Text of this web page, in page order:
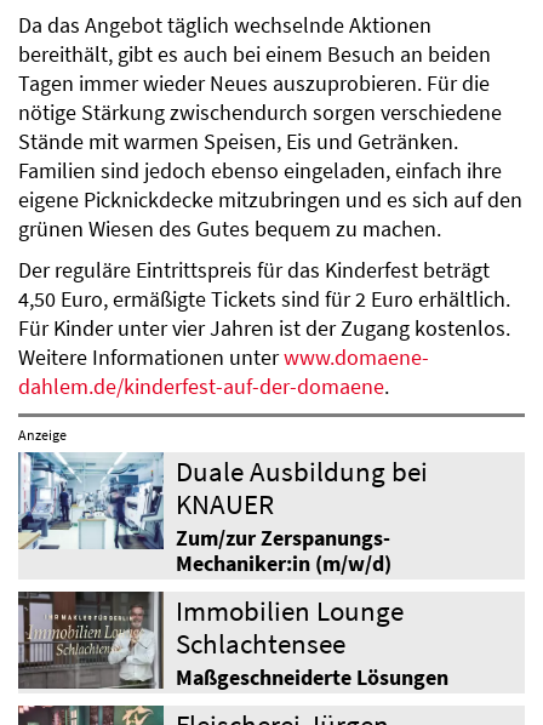
Da das Angebot täglich wechselnde Aktionen
bereithält, gibt es auch bei einem Besuch an beiden
Tagen immer wieder Neues auszuprobieren. Für die
nötige Stärkung zwischendurch sorgen verschiedene
Stände mit warmen Speisen, Eis und Getränken.
Familien sind jedoch ebenso eingeladen, einfach ihre
eigene Picknickdecke mitzubringen und es sich auf den
grünen Wiesen des Gutes bequem zu machen.
Der reguläre Eintrittspreis für das Kinderfest beträgt
4,50 Euro, ermäßigte Tickets sind für 2 Euro erhältlich.
Für Kinder unter vier Jahren ist der Zugang kostenlos.
Weitere Informationen unterwww.domaene-
dahlem.de/kinderfest-auf-der-domaene.
Anzeige
Duale Ausbildung bei
KNAUER
Zum/zur Zerspanungs-
Mechaniker:in (m/w/d)
Immobilien Lounge
Schlachtensee
Maßgeschneiderte Lösungen